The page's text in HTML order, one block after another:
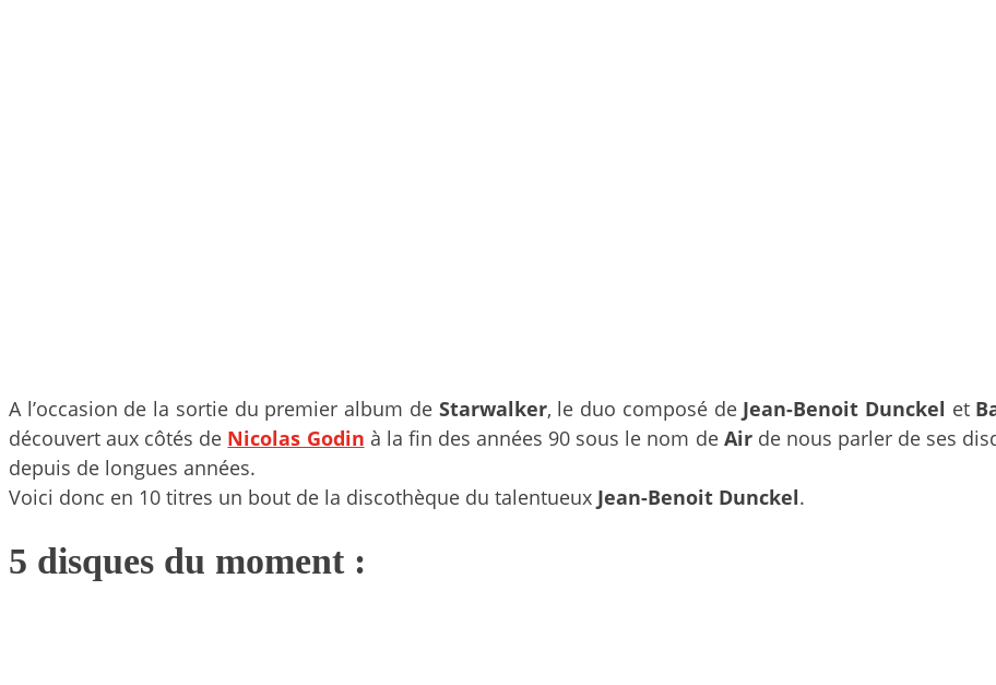
A l’occasion de la sortie du premier album de Starwalker, le duo composé de Jean-Benoit Dunckel et
découvert aux côtés de Nicolas Godin à la fin des années 90 sous le nom de Airde nous parler de ses
depuis de longues années.
Voici donc en 10 titres un bout de la discothèque du talentueux Jean-Benoit Dunckel.
5 disques du moment :